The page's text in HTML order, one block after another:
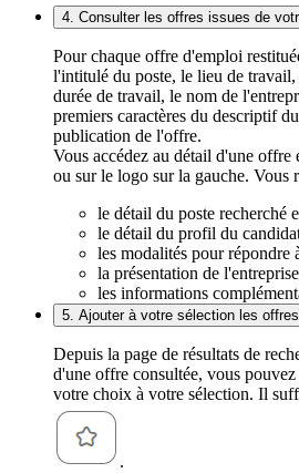
4. Consulter les offres issues de
Pour chaque offre d'emploi
l'intitulé du poste, le lieu de
durée de travail, le nom de
premiers caractères du descriptif
publication de l'offre.
Vous accédez au détail d'une
ou sur le logo sur la gauche. Vous
le détail du poste recherché
le détail du profil du
les modalités pour répondre
la présentation de
les informations
5. Ajouter à votre sélection les
Depuis la page de résultats de
d'une offre consultée, vous
votre choix à votre sélection. Il
.